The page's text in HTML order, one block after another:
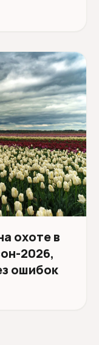
охоте в
2026,
ошибок